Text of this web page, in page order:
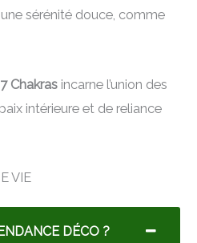
sérénité douce, comme
Chakras incarne l’union des
intérieure et de reliance
VIE
DÉCO ?